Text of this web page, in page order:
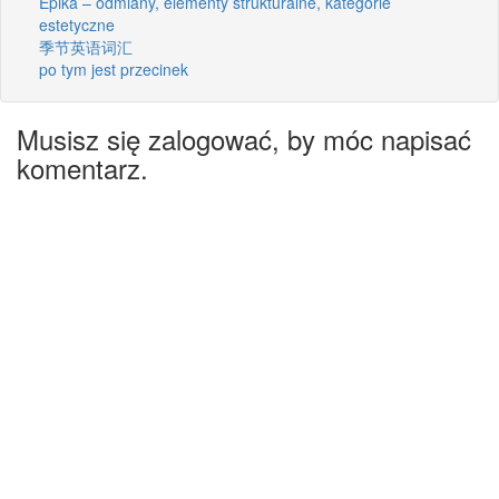
estetyczne
季节英语词汇
po tym jest przecinek
Musisz się zalogować, by móc napisać
komentarz.